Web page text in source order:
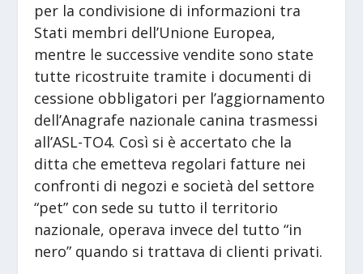
per la condivisione di informazioni tra
Stati membri dell’Unione Europea,
mentre le successive vendite sono state
tutte ricostruite tramite i documenti di
cessione obbligatori per l’aggiornamento
dell’Anagrafe nazionale canina trasmessi
all’ASL-TO4. Così si è accertato che la
ditta che emetteva regolari fatture nei
confronti di negozi e società del settore
“pet” con sede su tutto il territorio
nazionale, operava invece del tutto “in
nero” quando si trattava di clienti privati.